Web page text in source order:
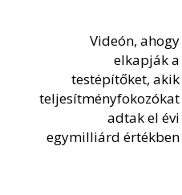
Videón, ahogy
elkapják a
testépítőket, akik
teljesítményfokozókat
adtak el évi
egymilliárd értékben